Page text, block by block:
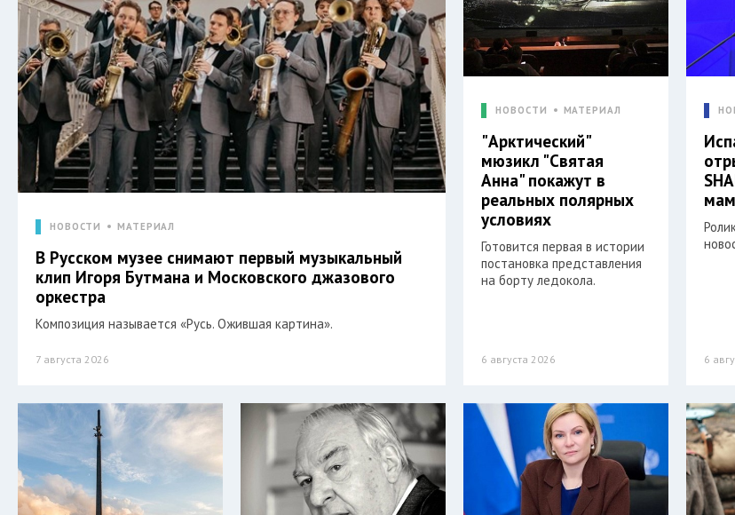
НОВОСТИ МАТЕРИАЛ
В Русском музее снимают первый музыкальный
клип Игоря Бутмана и Московского джазового
оркестра
Композиция называется «Русь. Ожившая картина».
7 августа 2026
НОВОСТИ МАТЕРИАЛ
"Арктический"
мюзикл "Святая
Анна" покажут в
реальных полярных
условиях
Готовится первая в истории
постановка представления
на борту ледокола.
6 августа 2026 6